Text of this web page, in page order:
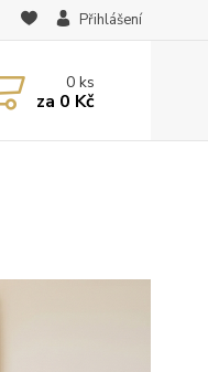
Přihlášení
0ks
za 0 Kč